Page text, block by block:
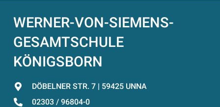
WERNER-VON-SIEMENS-
GESAMTSCHULE
KÖNIGSBORN
DÖBELNER STR. 7 | 59425 UNNA
02303 / 96804-0